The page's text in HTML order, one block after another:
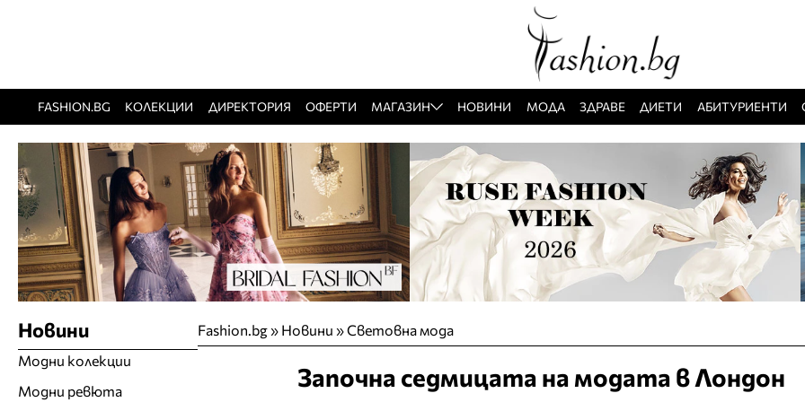
FASHION.BG КОЛЕКЦИИ ДИРЕКТОРИЯ ОФЕРТИ МАГАЗИН НОВИНИ МОДА ЗДРАВЕ ДИЕТИ АБИТУРИЕНТИ
Fashion.bg» Новини »Световна мода
Започна седмицата на модата в Лондон
Новини
Модни колекции
Модни ревюта